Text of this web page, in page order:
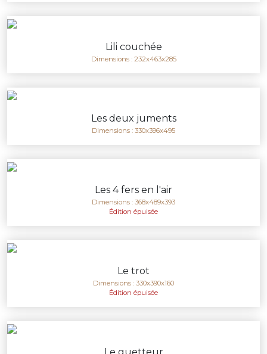
Lili couchée
Dimensions : 232x463x285
Les deux juments
DImensions : 330x396x495
Les 4 fers en l'air
Dimensions : 368x489x393
Édition épuisée
Le trot
Dimensions : 330x390x160
Édition épuisée